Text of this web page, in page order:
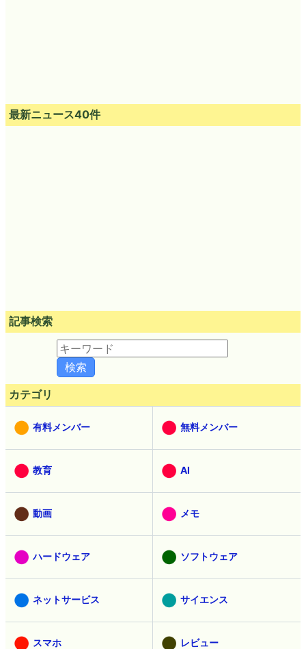
最新ニュース40件
記事検索
カテゴリ
有料メンバー 無料メンバー
教育 AI
動画 メモ
ハードウェア ソフトウェア
ネットサービス サイエンス
スマホ レビュー